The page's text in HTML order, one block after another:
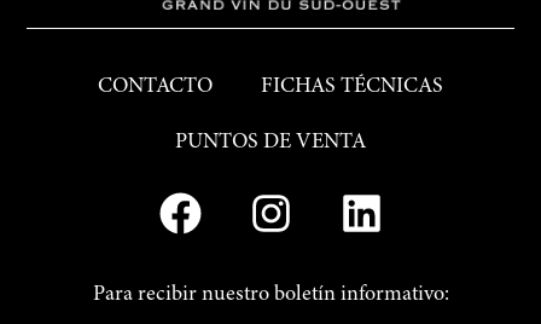
CONTACTO FICHAS TÉCNICAS
PUNTOS DE VENTA
Para recibir nuestro boletín informativo: